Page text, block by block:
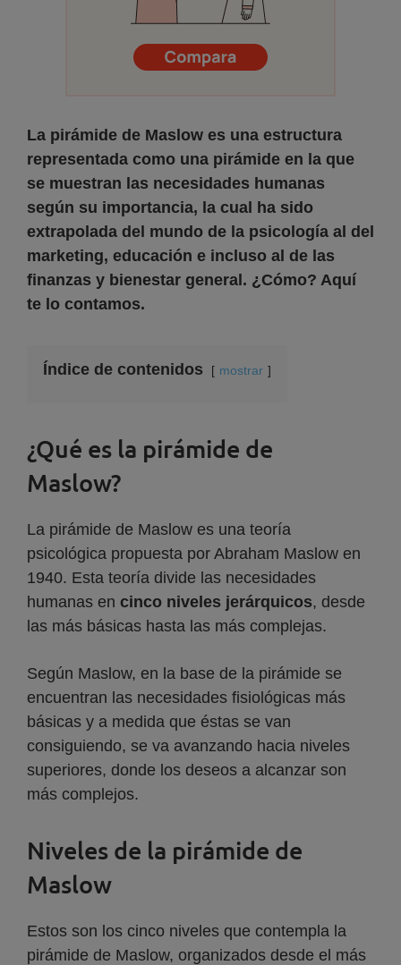
La pirámide de Maslow es una estructura
representada como una pirámide en la que
se muestran las necesidades humanas
según su importancia, la cual ha sido
extrapolada del mundo de la psicología al del
marketing, educación e incluso al de las
finanzas y bienestar general. ¿Cómo? Aquí
te lo contamos.
Índice de contenidos mostrar
¿Qué es la pirámide de
Maslow?
La pirámide de Maslow es una teoría
psicológica propuesta por Abraham Maslow en
1940. Esta teoría divide las necesidades
humanas en cinco niveles jerárquicos, desde
las más básicas hasta las más complejas.
Según Maslow, en la base de la pirámide se
encuentran las necesidades fisiológicas más
básicas y a medida que éstas se van
consiguiendo, se va avanzando hacia niveles
superiores, donde los deseos a alcanzar son
más complejos.
Niveles de la pirámide de
Maslow
Estos son los cinco niveles que contempla la
pirámide de Maslow, organizados desde el más